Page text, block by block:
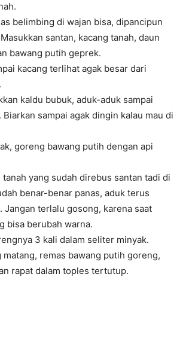
belimbing di wajan bisa, dipancipun
santan, kacang tanah, daun
bawang putih geprek.
kacang terlihat agak besar dari
kaldu bubuk, aduk-aduk sampai
sampai agak dingin kalau mau di
goreng bawang putih dengan api
tanah yang sudah direbus santan tadi di
benar-benar panas, aduk terus
Jangan terlalu gosong, karena saat
bisa berubah warna.
3 kali dalam seliter minyak.
matang, remas bawang putih goreng,
rapat dalam toples tertutup.